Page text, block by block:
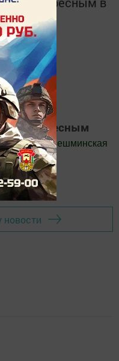
в
MАХ:
и интересным
канале"Шешминская
новости